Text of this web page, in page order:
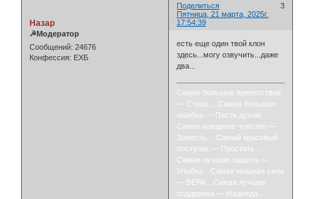
Поделиться
3
Пятница, 21 марта, 2025г.
17:54:39
Назар
☭Модератор
Сообщений: 24676
Конфессия: ЕХБ
есть еще один твой клон
здесь...могу озвучить...даже
два...
Самое большое препятствие
— Страх… Самая большая
ошибка — Пасть духом…
Самое коварное чувство —
Зависть… Самый красивый
поступок — Простить…
Самая лучшая защита —
Улыбка…Самая мощная сила
— ВЕРА…Самая лучшая
поддержка — Надежда…